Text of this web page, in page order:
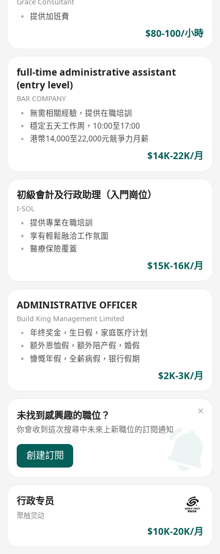
提供加班費
$80-100/小時
full-time administrative assistant
(entry level)
BAR COMPANY
無需相關經驗，提供在職培訓
穩定五天工作周，10:00至17:00
港幣14,000至22,000元競爭力月薪
$14K-22K/月
初級會計及行政助理（入門崗位）
I-SOL
提供專業在職培訓
享有輕鬆融洽工作氛圍
醫療保險覆蓋
$15K-16K/月
ADMINISTRATIVE OFFICER
Build King Management Limited
年终奖金，生日假，家庭医疗计划
额外恩恤假，额外陪产假，婚假
慷慨年假，全薪病假，银行假期
$2K-3K/月
未找到感興趣的職位？
你會收到這次搜尋中未來上新職位的訂閱通知
創建訂閱
行政专员
聚触灵动
$10K-20K/月